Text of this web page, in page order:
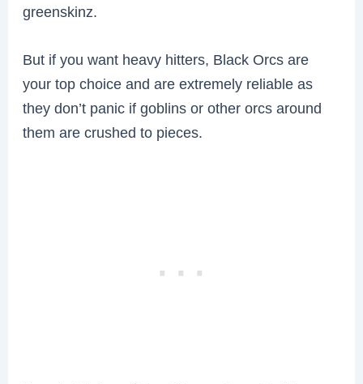
greenskinz.
But if you want heavy hitters, Black Orcs are
your top choice and are extremely reliable as
they don’t panic if goblins or other orcs around
them are crushed to pieces.